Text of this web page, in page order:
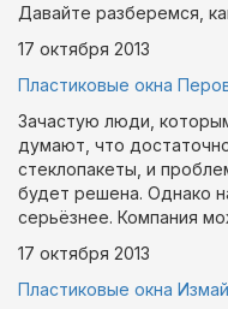
Давайте разберемся,
17 октября 2013
Пластиковые окна
Зачастую люди,
думают, что
стеклопакеты, и
будет решена. Однако
серьёзнее. Компания
17 октября 2013
Пластиковые окна